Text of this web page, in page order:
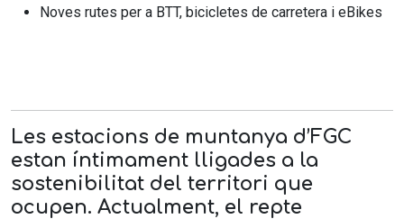
Noves rutes per a BTT, bicicletes de carretera i eBikes
Les estacions de muntanya d’FGC
estan íntimament lligades a la
sostenibilitat del territori que
ocupen. Actualment, el repte